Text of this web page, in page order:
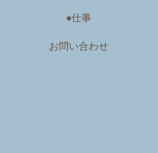
●仕事
お問い合わせ